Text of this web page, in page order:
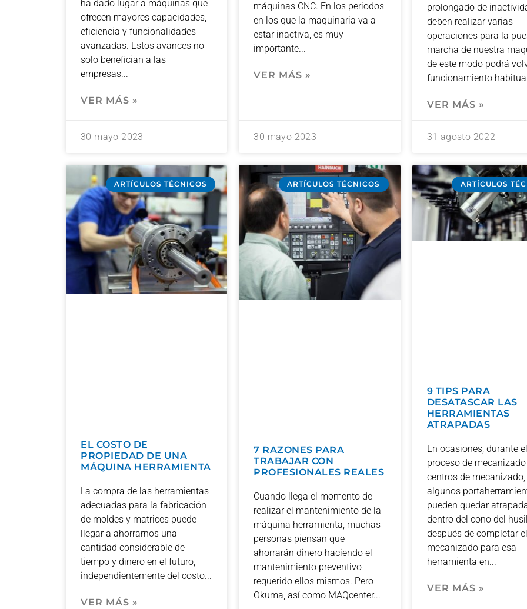
ha dado lugar a máquinas que
ofrecen mayores capacidades,
eficiencia y funcionalidades
avanzadas. Estos avances no
solo benefician a las
empresas
VER MÁS »
30 mayo 2023
máquinas CNC. En los periodos
en los que la maquinaria va a
estar inactiva, es muy
importante
VER MÁS »
30 mayo 2023
prolongado de
deben realizar varias
operaciones para la
marcha de nuestra
de este modo podrá
funcionamiento
VER MÁS »
31 agosto 2022
ARTÍCULOS TÉCNICOS
EL COSTO DE
PROPIEDAD DE UNA
MÁQUINA HERRAMIENTA
La compra de las herramientas
adecuadas para la fabricación
de moldes y matrices puede
llegar a ahorrarnos una
cantidad considerable de
tiempo y dinero en el futuro,
independientemente del costo
VER MÁS »
ARTÍCULOS TÉCNICOS
7 RAZONES PARA
TRABAJAR CON
PROFESIONALES REALES
Cuando llega el momento de
realizar el mantenimiento de la
máquina herramienta, muchas
personas piensan que
ahorrarán dinero haciendo el
mantenimiento preventivo
requerido ellos mismos. Pero
Okuma, así como MAQcenter
ARTÍCULOS
9 TIPS PARA
DESATASCAR LAS
HERRAMIENTAS
ATRAPADAS
En ocasiones, durante el
proceso de mecanizado
centros de mecanizado,
algunos
pueden quedar
dentro del cono del
después de completar el
mecanizado para esa
herramienta en
VER MÁS »